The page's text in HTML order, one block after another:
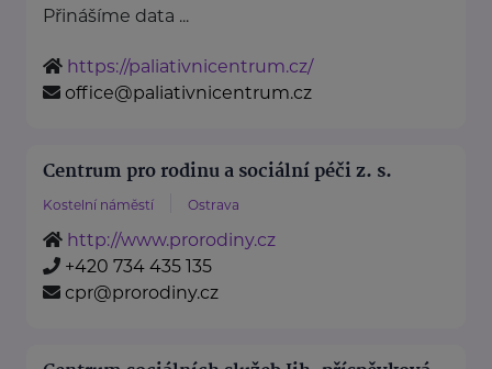
Přinášíme data ...
https://paliativnicentrum.cz/
office@paliativnicentrum.cz
Centrum pro rodinu a sociální péči z. s.
Kostelní náměstí Ostrava
http://www.prorodiny.cz
+420 734 435 135
cpr@prorodiny.cz